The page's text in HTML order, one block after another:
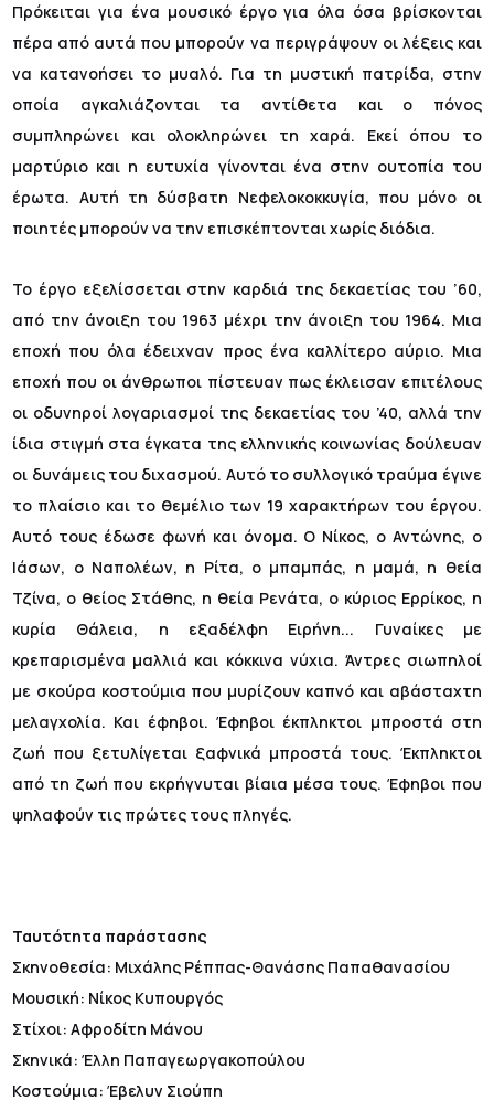
Πρόκειται για ένα μουσικό έργο για όλα όσα βρίσκονται
πέρα από αυτά που μπορούν να περιγράψουν οι λέξεις και
να κατανοήσει το μυαλό. Για τη μυστική πατρίδα, στην
οποία αγκαλιάζονται τα αντίθετα και ο πόνος
συμπληρώνει και ολοκληρώνει τη χαρά. Εκεί όπου το
μαρτύριο και η ευτυχία γίνονται ένα στην ουτοπία του
έρωτα. Αυτή τη δύσβατη Νεφελοκοκκυγία, που μόνο οι
ποιητές μπορούν να την επισκέπτονται χωρίς διόδια.
Το έργο εξελίσσεται στην καρδιά της δεκαετίας του ’60,
από την άνοιξη του 1963 μέχρι την άνοιξη του 1964. Μια
εποχή που όλα έδειχναν προς ένα καλλίτερο αύριο. Μια
εποχή που οι άνθρωποι πίστευαν πως έκλεισαν επιτέλους
οι οδυνηροί λογαριασμοί της δεκαετίας του ’40, αλλά την
ίδια στιγμή στα έγκατα της ελληνικής κοινωνίας δούλευαν
οι δυνάμεις του διχασμού. Αυτό το συλλογικό τραύμα έγινε
το πλαίσιο και το θεμέλιο των 19 χαρακτήρων του έργου.
Αυτό τους έδωσε φωνή και όνομα. Ο Νίκος, ο Αντώνης, ο
Ιάσων, ο Ναπολέων, η Ρίτα, ο μπαμπάς, η μαμά, η θεία
Τζίνα, ο θείος Στάθης, η θεία Ρενάτα, ο κύριος Ερρίκος, η
κυρία Θάλεια, η εξαδέλφη Ειρήνη... Γυναίκες με
κρεπαρισμένα μαλλιά και κόκκινα νύχια. Άντρες σιωπηλοί
με σκούρα κοστούμια που μυρίζουν καπνό και αβάσταχτη
μελαγχολία. Και έφηβοι. Έφηβοι έκπληκτοι μπροστά στη
ζωή που ξετυλίγεται ξαφνικά μπροστά τους. Έκπληκτοι
από τη ζωή που εκρήγνυται βίαια μέσα τους. Έφηβοι που
ψηλαφούν τις πρώτες τους πληγές.
Ταυτότητα παράστασης
Σκηνοθεσία: Μιχάλης Ρέππας-Θανάσης Παπαθανασίου
Μουσική: Νίκος Κυπουργός
Στίχοι: Αφροδίτη Μάνου
Σκηνικά: Έλλη Παπαγεωργακοπούλου
Κοστούμια: Έβελυν Σιούπη